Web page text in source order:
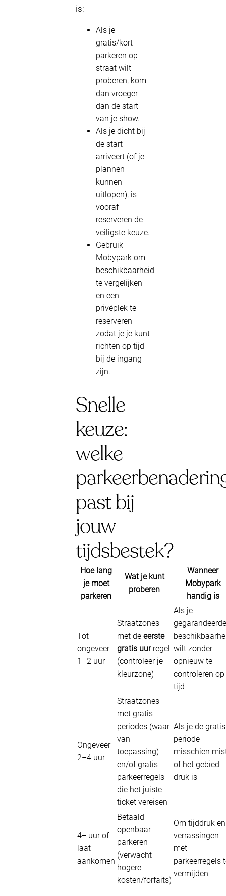
is:
Als je
gratis/kort
parkeren op
straat wilt
proberen, kom
dan vroeger
dan de start
van je show.
Als je dicht bij
de start
arriveert (of je
plannen
kunnen
uitlopen), is
vooraf
reserveren de
veiligste keuze.
Gebruik
Mobypark om
beschikbaarheid
te vergelijken
en een
privéplek te
reserveren
zodat je je kunt
richten op tijd
bij de ingang
zijn.
Snelle
keuze:
welke
past bij
jouw
tijdsbestek?
Hoe lang
je moet
parkeren
Wat je kunt
proberen
Wanneer
Mobypark
handig is
Tot
ongeveer
1–2 uur
Straatzones
met de eerste
gratis uurregel
(controleer je
kleurzone)
Als je
gegarandeerde
wilt zonder
opnieuw te
controleren op
tijd
Ongeveer
2–4 uur
Straatzones
met gratis
periodes (waar
van
toepassing)
en/of gratis
parkeerregels
die het juiste
ticket vereisen
Als je de gratis
periode
misschien
of het gebied
druk is
4+ uur of
laat
aankomen
Betaald
openbaar
parkeren
(verwacht
hogere
kosten/forfaits)
Om tijddruk en
verrassingen
met
parkeerregels
vermijden